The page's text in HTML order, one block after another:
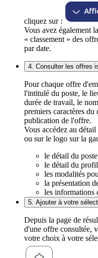
cliquez sur :
Vous avez également
« classement » des
par date.
4. Consulter les offres
Pour chaque offre
l'intitulé du poste, le
durée de travail, le
premiers caractères
publication de l'offre.
Vous accédez au
ou sur le logo sur la
le détail du
le détail du
les modalités
la présentation
les informations
5. Ajouter à votre
Depuis la page de
d'une offre consultée,
votre choix à votre